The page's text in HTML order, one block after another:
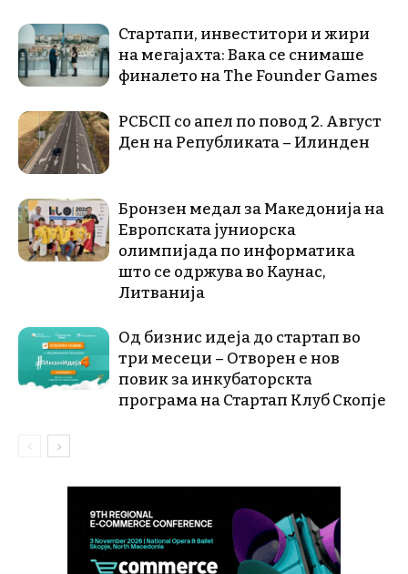
Стартапи, инвеститори и жири
на мегајахта: Вака се снимаше
финалето на The Founder Games
РСБСП со апел по повод 2. Август
Ден на Републиката – Илинден
Бронзен медал за Македонија на
Европската јуниорска
олимпијада по информатика
што се одржува во Каунас,
Литванија
Од бизнис идеја до стартап во
три месеци – Отворен е нов
повик за инкубаторскта
програма на Стартап Клуб Скопје